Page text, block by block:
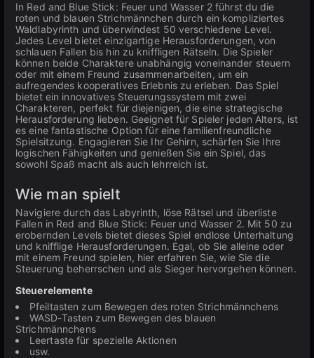
In Red and Blue Stick: Feuer und Wasser 2 führst du die
roten und blauen Strichmännchen durch ein kompliziertes
Waldlabyrinth und überwindest 50 verschiedene Level.
Jedes Level bietet einzigartige Herausforderungen, von
schlauen Fallen bis hin zu kniffligen Rätseln. Die Spieler
können beide Charaktere unabhängig voneinander steuern
oder mit einem Freund zusammenarbeiten, um ein
aufregendes kooperatives Erlebnis zu erleben. Das Spiel
bietet ein innovatives Steuerungssystem mit zwei
Charakteren, perfekt für diejenigen, die eine strategische
Herausforderung lieben. Geeignet für Spieler jeden Alters, ist
es eine fantastische Option für eine familienfreundliche
Spielsitzung. Engagieren Sie Ihr Gehirn, schärfen Sie Ihre
logischen Fähigkeiten und genießen Sie ein Spiel, das
sowohl Spaß macht als auch lehrreich ist.
Wie man spielt
Navigiere durch das Labyrinth, löse Rätsel und überliste
Fallen in Red and Blue Stick: Feuer und Wasser 2. Mit 50 zu
erobernden Levels bietet dieses Spiel endlose Unterhaltung
und knifflige Herausforderungen. Egal, ob Sie alleine oder
mit einem Freund spielen, hier erfahren Sie, wie Sie die
Steuerung beherrschen und als Sieger hervorgehen können.
Steuerelemente
Pfeiltasten zum Bewegen des roten Strichmännchens
WASD-Tasten zum Bewegen des blauen
Strichmännchens
Leertaste für spezielle Aktionen
usw.